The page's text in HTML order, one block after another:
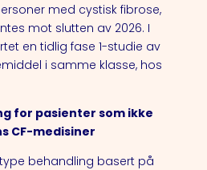
med cystisk fibrose,
mot slutten av 2026. I
en tidlig fase 1-studie av
i samme klasse, hos
for pasienter som ikke
CF-medisiner
behandling basert på